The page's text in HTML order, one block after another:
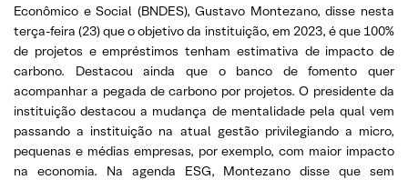
Econômico e Social (BNDES), Gustavo Montezano, disse nesta
terça-feira (23) que o objetivo da instituição, em 2023, é que 100%
de projetos e empréstimos tenham estimativa de impacto de
carbono. Destacou ainda que o banco de fomento quer
acompanhar a pegada de carbono por projetos. O presidente da
instituição destacou a mudança de mentalidade pela qual vem
passando a instituição na atual gestão privilegiando a micro,
pequenas e médias empresas, por exemplo, com maior impacto
na economia. Na agenda ESG, Montezano disse que sem